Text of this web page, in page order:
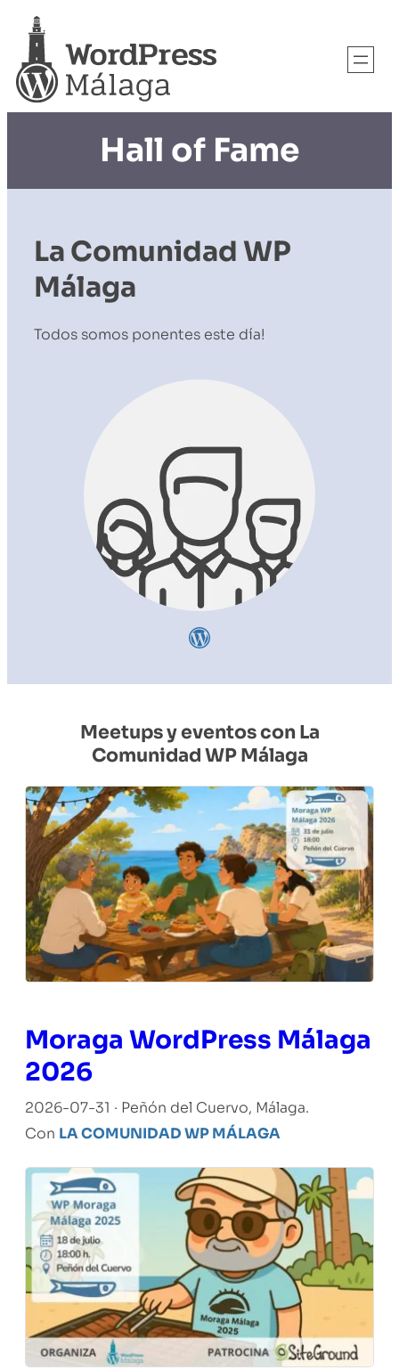
Hall of Fame
La Comunidad WP
Málaga
Todos somos ponentes este día!
Meetups y eventos con La
Comunidad WP Málaga
Moraga WordPress Málaga
2026
2026-07-31 · Peñón del Cuervo, Málaga.
Con LA COMUNIDAD WP MÁLAGA